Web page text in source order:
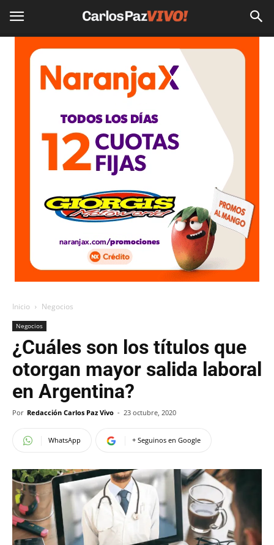
Inicio Negocios
Negocios
¿Cuáles son los títulos que
otorgan mayor salida laboral
en Argentina?
Por Redacción Carlos Paz Vivo - 23 octubre, 2020
WhatsApp + Seguinos en Google